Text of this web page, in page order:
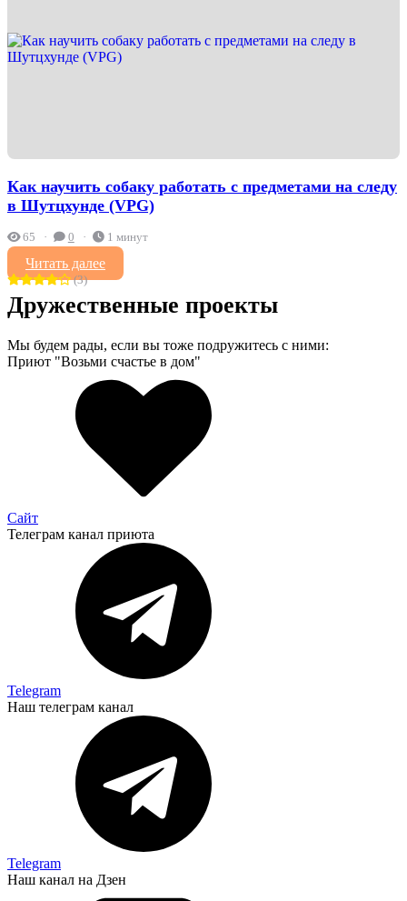
Как научить собаку работать с предметами на следу
в Шутцхунде (VPG)
65 0 1 минут
Читать далее
(3)
Дружественные проекты
Мы будем рады, если вы тоже подружитесь с ними:
Приют "Возьми счастье в дом"
Сайт
Телеграм канал приюта
Telegram
Наш телеграм канал
Telegram
Наш канал на Дзен